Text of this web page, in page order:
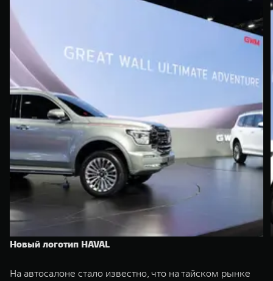
Новый логотип HAVAL
На автосалоне стало известно, что на тайском рынке